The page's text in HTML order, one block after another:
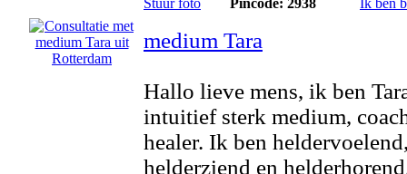
Stuur foto Pincode: 2938 Ik ben
medium Tara
Hallo lieve mens, ik ben
intuitief sterk medium,
healer. Ik ben
helderziend en